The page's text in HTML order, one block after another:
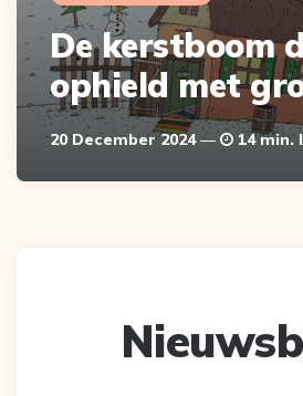
De kerstboom
ophield met
20 December 2024 14 min.